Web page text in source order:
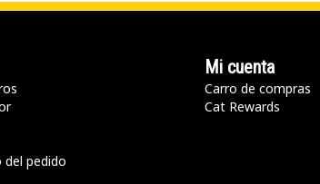
pedido
Mi cuenta
Carro de compras
Cat Rewards